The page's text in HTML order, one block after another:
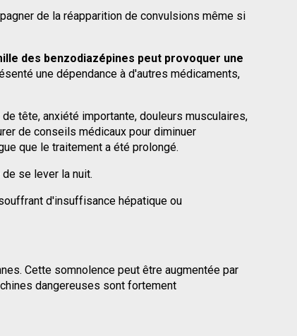
de la réapparition de convulsions même si
des benzodiazépines peut provoquer une
une dépendance à d'autres médicaments,
tête, anxiété importante, douleurs musculaires,
de conseils médicaux pour diminuer
que le traitement a été prolongé.
se lever la nuit.
d'insuffisance hépatique ou
Cette somnolence peut être augmentée par
dangereuses sont fortement